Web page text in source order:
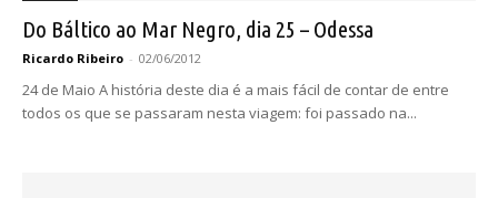
Do Báltico ao Mar Negro, dia 25 – Odessa
Ricardo Ribeiro - 02/06/2012
24 de Maio A história deste dia é a mais fácil de contar de entre
todos os que se passaram nesta viagem: foi passado na...